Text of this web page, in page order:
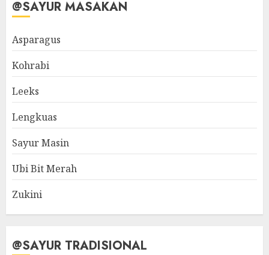
@SAYUR MASAKAN
Asparagus
Kohrabi
Leeks
Lengkuas
Sayur Masin
Ubi Bit Merah
Zukini
@SAYUR TRADISIONAL